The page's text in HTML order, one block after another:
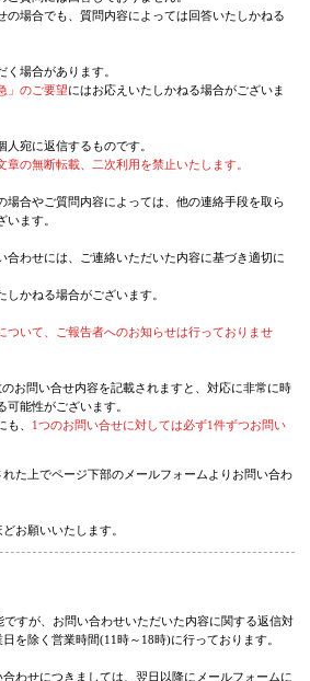
だく場合があります。
文章の無断転載、二次利用を禁止いたします。
の場合やご質問内容によっては、他の連絡手段を取
ざいます。
たしかねる場合がございます。
について、ご報告者へのお知らせは行っておりませ
のお問い合せ内容を記載されますと、対応に非常
る可能性がございます。
にも、